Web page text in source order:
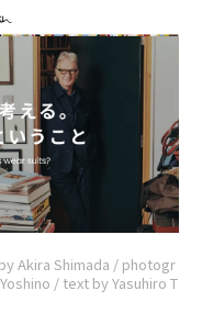
Akira Shimada / photogr
/ text by Yasuhiro T